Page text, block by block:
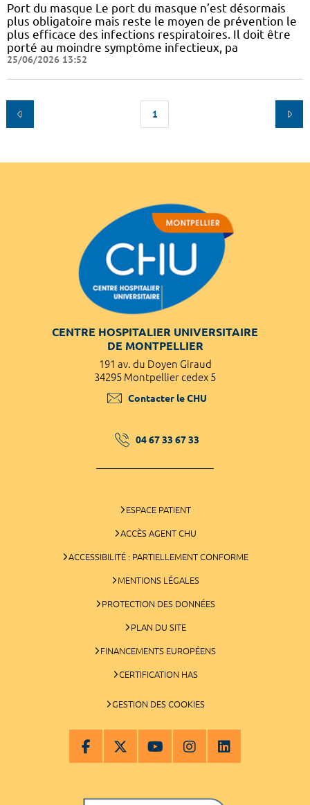
Port du masque Le port du masque n’est désormais
plus obligatoire mais reste le moyen de prévention le
plus efficace des infections respiratoires. Il doit être
porté au moindre symptôme infectieux, pa
25/06/2026 13:52
1
CENTRE HOSPITALIER UNIVERSITAIRE
DE MONTPELLIER
191 av. du Doyen Giraud
34295 Montpellier cedex 5
Contacter le CHU
04 67 33 67 33
ESPACE PATIENT
ACCÈS AGENT CHU
ACCESSIBILITÉ : PARTIELLEMENT CONFORME
MENTIONS LÉGALES
PROTECTION DES DONNÉES
PLAN DU SITE
FINANCEMENTS EUROPÉENS
CERTIFICATION HAS
GESTION DES COOKIES